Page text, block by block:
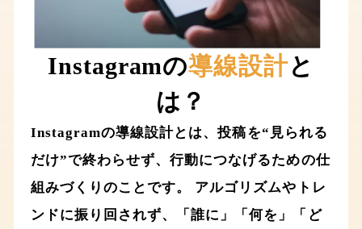
Instagramの導線設計と
は？
Instagramの導線設計とは、投稿を“見られる
だけ”で終わらせず、行動につなげるための仕
組みづくりのことです。 アルゴリズムやトレ
ンドに振り回されず、「誰に」「何を」「ど